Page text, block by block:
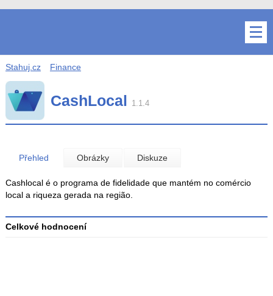
Stahuj.cz Finance
CashLocal 1.1.4
Přehled Obrázky Diskuze
Cashlocal é o programa de fidelidade que mantém no comércio
local a riqueza gerada na região.
Celkové hodnocení